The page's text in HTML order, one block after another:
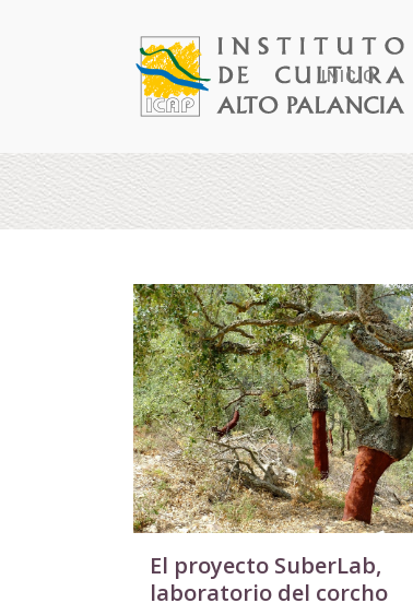
INICIO
El proyecto SuberLab,
laboratorio del corcho